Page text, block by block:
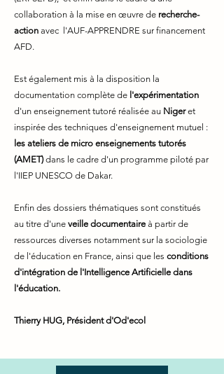
collaboration à la mise en œuvre de recherche-
action avec l'AUF-APPRENDRE sur financement
AFD.
Est également mis à la disposition la
documentation complète de l'expérimentation
d'un enseignement tutoré réalisée au Nigeret
inspirée des techniques d'enseignement mutuel :
les ateliers de micro enseignements tutorés
(AMET)dans le cadre d'un programme piloté par
l'IIEP UNESCO de Dakar.
Enfin des dossiers thématiques sont constitués
au titre d'une veille documentaire à partir de
ressources diverses notamment sur la sociologie
de l'éducation en France, ainsi que les conditions
d'intégration de l'Intelligence Artificielle dans
l'éducation.
Thierry HUG, Président d'Od'ecol